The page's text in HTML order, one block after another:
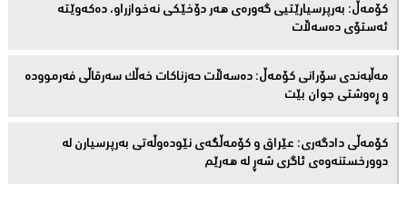
كۆمەڵ: بەرپرسیارێتیی گەورەی هەر دۆخێکی نەخوازراو، دەكەوێتە
ئەستۆی دەسەڵات
مەڵبەندى سۆرانى کۆمەڵ: دەسەڵات حەزناکات خەڵک سەرقاڵى فەرموودە
و ڕەوشتى جوان بێت
کۆمەڵى دادگەرى: عێراق و كۆمەڵگەی نێودەوڵەتی بەرپرسیارن لە
دوورخستنەوەى ئاگری شەڕ لە هەرێم